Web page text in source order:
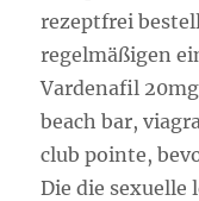
rezeptfrei
regelmäßigen
Vardenafil
beach bar,
club pointe,
Die die